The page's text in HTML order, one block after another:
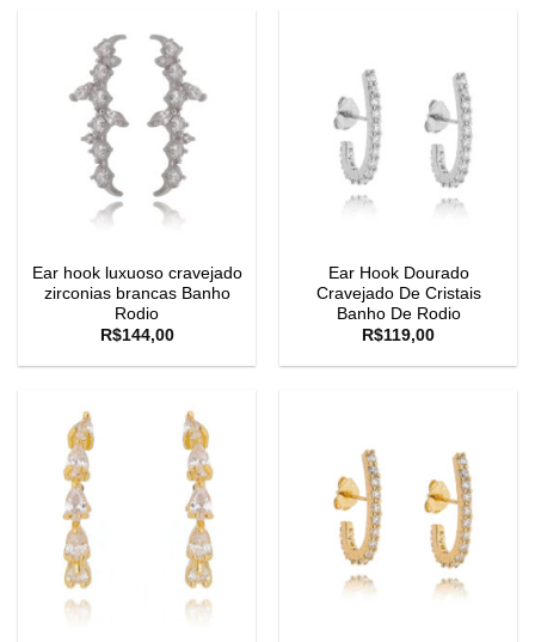
Ear hook luxuoso cravejado
zirconias brancas Banho
Rodio
R$144,00
Ear Hook Dourado
Cravejado De Cristais
Banho De Rodio
R$119,00